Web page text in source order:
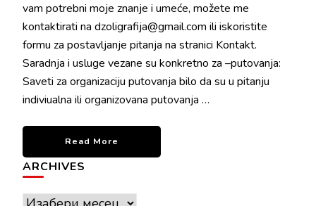
vam potrebni moje znanje i umeće, možete me
kontaktirati na dzoligrafija@gmail.com ili iskoristite
formu za postavljanje pitanja na stranici Kontakt.
Saradnja i usluge vezane su konkretno za –putovanja:
Saveti za organizaciju putovanja bilo da su u pitanju
indiviualna ili organizovana putovanja …
Read More
ARCHIVES
Archives